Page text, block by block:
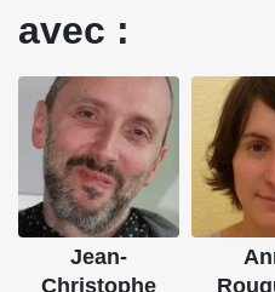
avec :
Jean-
Christophe